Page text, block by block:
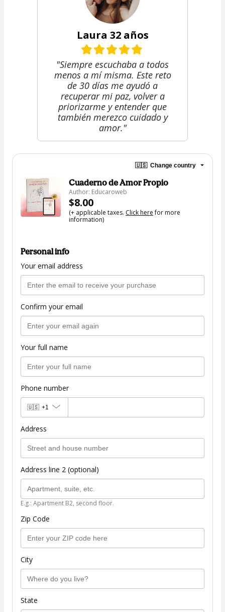
Laura 32 años
"Siempre escuchaba a todos
menos a mí misma. Este reto
de 30 días me ayudó a
recuperar mi paz, volver a
priorizarme y entender que
también merezco cuidado y
amor."
🇺🇸 Change country
Cuaderno de Amor Propio
Author: Educaroweb
$8.00
(+ applicable taxes. Click herefor more
information)
Personal info
Your email address
Confirm your email
Your full name
Phone number
🇺🇸 +1
Address
Address line 2 (optional)
E.g.: Apartment B2, second floor.
Zip Code
City
State